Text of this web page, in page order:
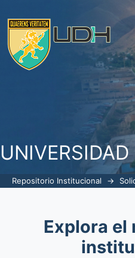
Solicitar una
Repositorio Institucional →
Explora el